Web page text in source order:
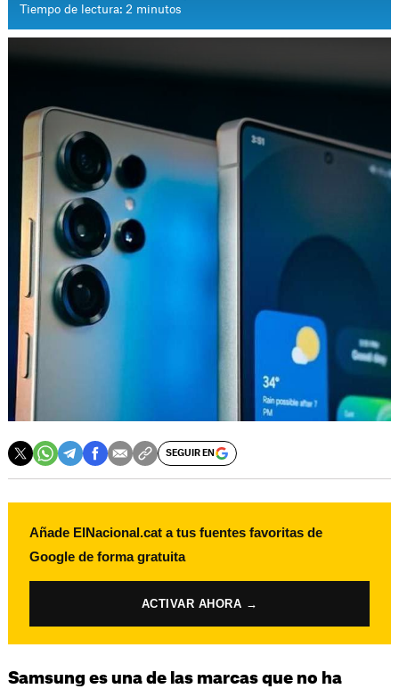
Tiempo de lectura: 2 minutos
SEGUIR EN
Añade ElNacional.cat a tus fuentes favoritas de
Google de forma gratuita
ACTIVAR AHORA →
Samsung es una de las marcas que no ha